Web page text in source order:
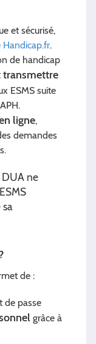
et sécurisé,
Handicap.fr.
de handicap
transmettre
ESMS suite
ligne,
demandes
DUA ne
de :
de passe
grâce à